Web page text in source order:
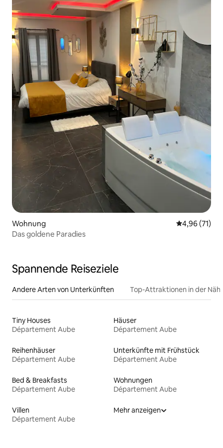
Wohnung
4,96 (71)
Das goldene Paradies
Spannende Reiseziele
Andere Arten von Unterkünften Top-Attraktionen in der
Tiny Houses
Département Aube
Häuser
Département Aube
Reihenhäuser
Département Aube
Unterkünfte mit Frühstück
Département Aube
Bed & Breakfasts
Département Aube
Wohnungen
Département Aube
Villen
Département Aube
Mehr anzeigen